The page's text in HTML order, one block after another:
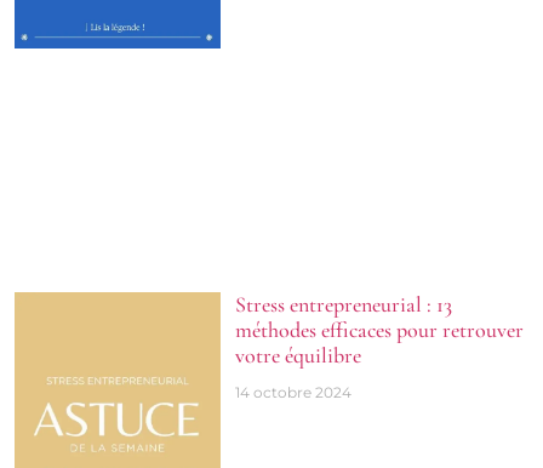
Stress entrepreneurial : 13
méthodes efficaces pour retrouver
votre équilibre
14 octobre 2024